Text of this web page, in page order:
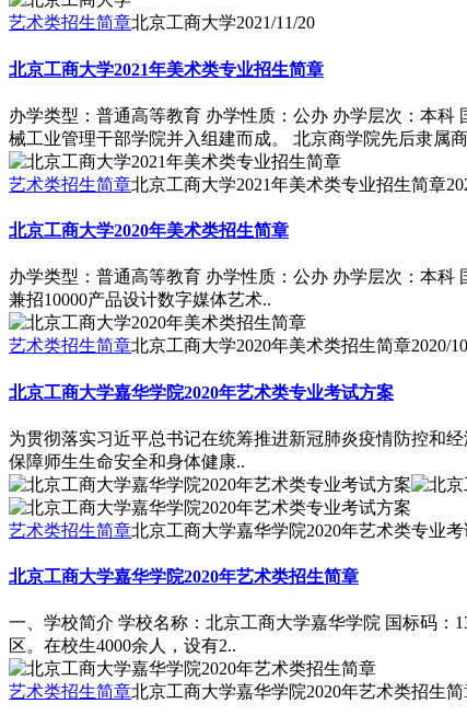
艺术类招生简章北京工商大学2021/11/20
北京工商大学2021年美术类专业招生简章
办学类型：普通高等教育 办学性质：公办 办学层次：本科
械工业管理干部学院并入组建而成。 北京商学院先后隶属
艺术类招生简章北京工商大学2021年美术类专业招生简章
北京工商大学2020年美术类招生简章
办学类型：普通高等教育 办学性质：公办 办学层次：本
兼招10000产品设计数字媒体艺术..
艺术类招生简章北京工商大学2020年美术类招生简章2020/
北京工商大学嘉华学院2020年艺术类专业考试方案
为贯彻落实习近平总书记在统筹推进新冠肺炎疫情防控和
保障师生生命安全和身体健康..
艺术类招生简章北京工商大学嘉华学院2020年艺术类专业
北京工商大学嘉华学院2020年艺术类招生简章
一、学校简介 学校名称：北京工商大学嘉华学院 国标码：
区。在校生4000余人，设有2..
艺术类招生简章北京工商大学嘉华学院2020年艺术类招生简